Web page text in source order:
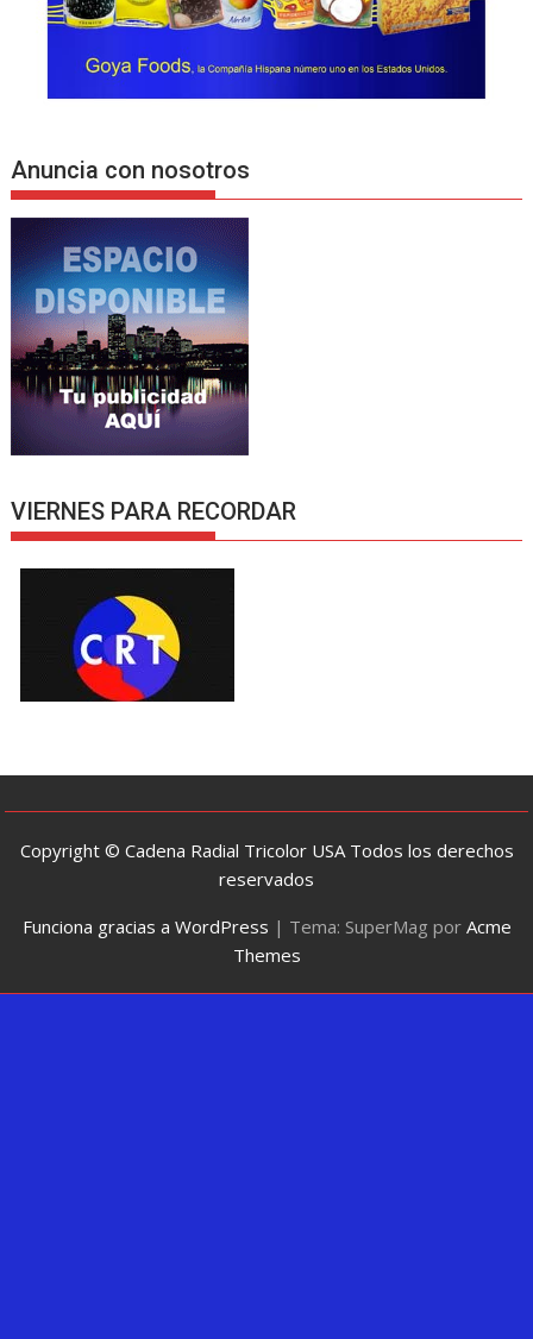
Anuncia con nosotros
VIERNES PARA RECORDAR
Copyright © Cadena Radial Tricolor USA Todos los derechos
reservados
Funciona gracias a WordPress | Tema: SuperMag por Acme
Themes